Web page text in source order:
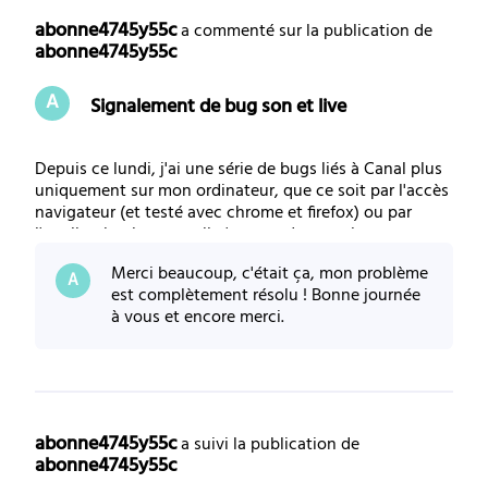
Toutes
activités
abonne4745y55c a commenté sur la publication de
abonne4745y55c
A
Signalement de bug son et live
Depuis ce lundi, j'ai une série de bugs liés à Canal plus
uniquement sur mon ordinateur, que ce soit par l'accès
navigateur (et testé avec chrome et firefox) ou par
l'application bureau. - il n'y a pas de son - les contenus
live, même regardés en différé, restent en chargement
ou avancent au rythme
A Merci beaucoup, c'était ça, mon problème
est complètement résolu ! Bonne journée
à vous et encore merci.
abonne4745y55c a suivi la publication de
abonne4745y55c